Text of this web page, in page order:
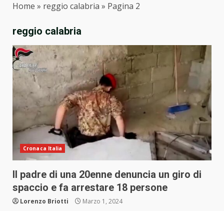
Home » reggio calabria » Pagina 2
reggio calabria
Cronaca Italia
Il padre di una 20enne denuncia un giro di
spaccio e fa arrestare 18 persone
Lorenzo Briotti Marzo 1, 2024